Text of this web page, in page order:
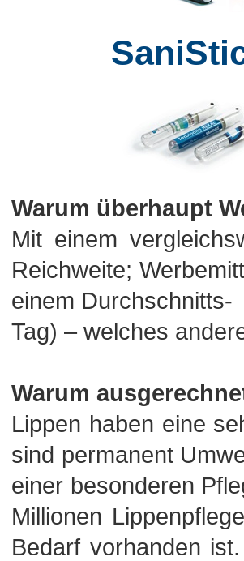
Warum überhaupt
Mit einem
Reichweite;
einem Durchschnitts-
Tag) – welches
Warum
Lippen haben eine
sind permanent
einer besonderen
Millionen
Bedarf vorhanden